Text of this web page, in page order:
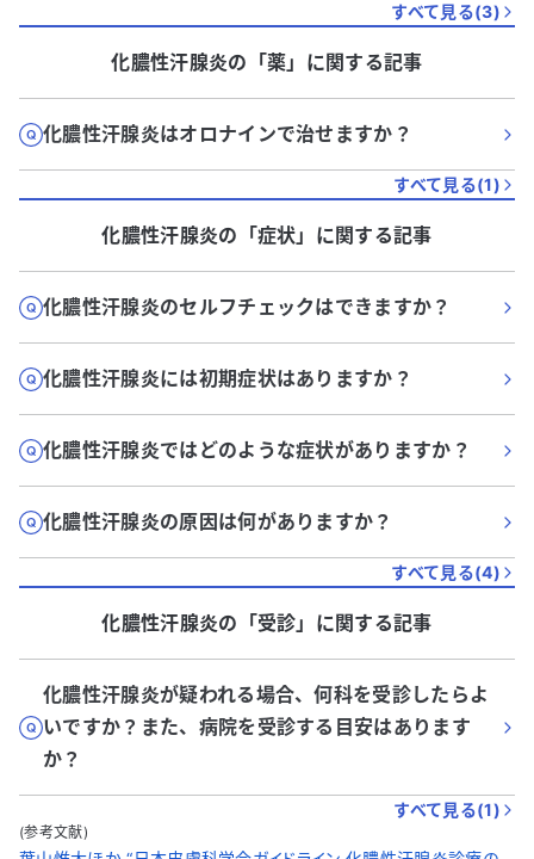
すべて見る(3)
化膿性汗腺炎の「薬」に関する記事
化膿性汗腺炎はオロナインで治せますか？
すべて見る(1)
化膿性汗腺炎の「症状」に関する記事
化膿性汗腺炎のセルフチェックはできますか？
化膿性汗腺炎には初期症状はありますか？
化膿性汗腺炎ではどのような症状がありますか？
化膿性汗腺炎の原因は何がありますか？
すべて見る(4)
化膿性汗腺炎の「受診」に関する記事
化膿性汗腺炎が疑われる場合、何科を受診したらよ
いですか？また、病院を受診する目安はあります
か？
すべて見る(1)
(参考文献)